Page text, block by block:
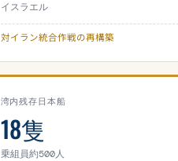
イスラエル
対イラン統合作戦の再構築
湾内残存日本船
18隻
乗組員約500人